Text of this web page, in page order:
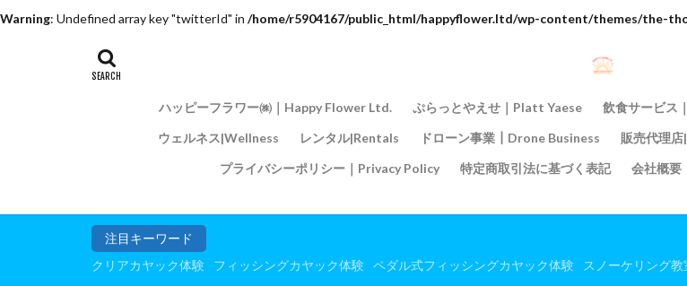
Warning: Undefined array key "twitterId" in /home/r5904167/public_html/happyflower.ltd/wp-content/themes/the-
ハッピーフラワー㈱｜Happy Flower Ltd. ぷらっとやえせ｜Platt Yaese 飲食サービス
ウェルネス|Wellness
レンタル|Rentals ドローン事業┃Drone Business 販売代理
プライバシーポリシー｜Privacy Policy
特定商取引法に基づく表記 会社概要
注目キーワード
クリアカヤック体験
フィッシングカヤック体験 ペダル式フィッシングカヤック体験 スノーケリング教